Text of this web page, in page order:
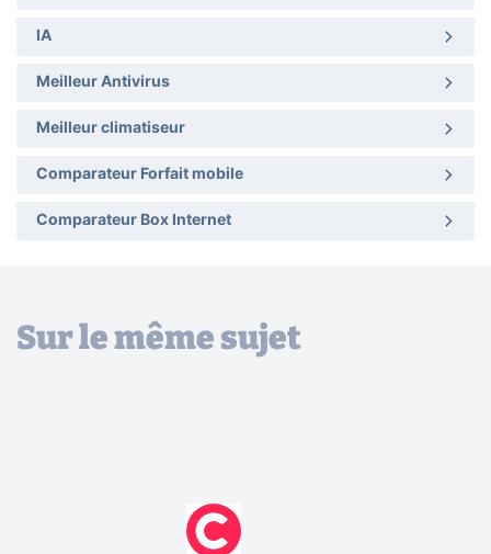
IA
Meilleur Antivirus
Meilleur climatiseur
Comparateur Forfait mobile
Comparateur Box Internet
Sur le même sujet